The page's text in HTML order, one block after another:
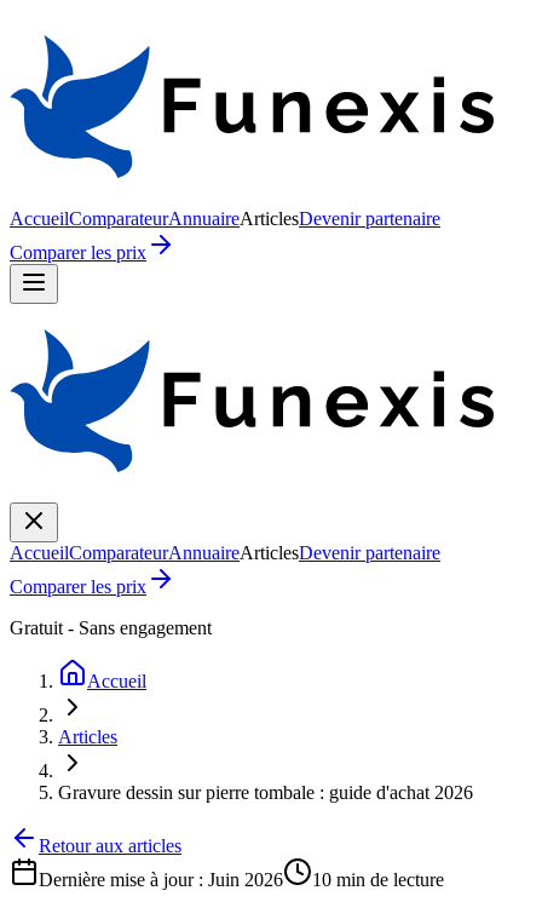
AccueilComparateurAnnuaireArticlesDevenir partenaire
Comparer les prix
AccueilComparateurAnnuaireArticlesDevenir partenaire
Comparer les prix
Gratuit - Sans engagement
Accueil
Articles
Gravure dessin sur pierre tombale : guide d'achat 2026
Retour aux articles
Dernière mise à jour : Juin 2026 10 min de lecture